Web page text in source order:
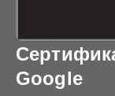
Google